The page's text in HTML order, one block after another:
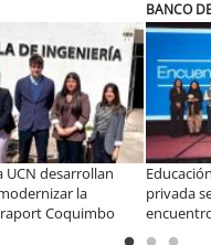
público-
La Araucanía:
a líderes para
y oportunidades
Sale